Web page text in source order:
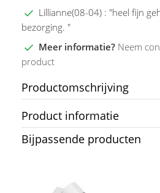
Lillianne(08-04) : "heel fijn
bezorging. "
Meer informatie? Neem
product
Productomschrijving
Product informatie
Bijpassende producten